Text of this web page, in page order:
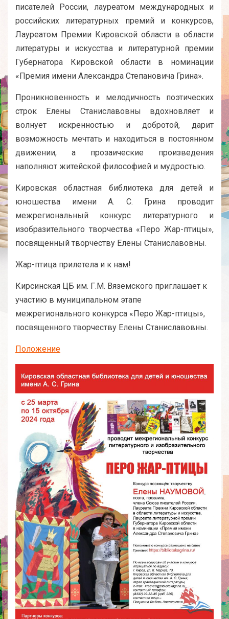
писателей России, лауреатом международных и
российских литературных премий и конкурсов,
Лауреатом Премии Кировской области в области
литературы и искусства и литературной премии
Губернатора Кировской области в номинации
«Премия имени Александра Степановича Грина».
Проникновенность и мелодичность поэтических
строк Елены Станиславовны вдохновляет и
волнует искренностью и добротой, дарит
возможность мечтать и находиться в постоянном
движении, а прозаические произведения
наполняют житейской философией и мудростью.
Кировская областная библиотека для детей и
юношества имени А. С. Грина проводит
межрегиональный конкурс литературного и
изобразительного творчества «Перо Жар-птицы»,
посвященный творчеству Елены Станиславовны.
Жар-птица прилетела и к нам!
Кирсинская ЦБ им. Г.М. Вяземского приглашает к
участию в муниципальном этапе
межрегионального конкурса «Перо Жар-птицы»,
посвященного творчеству Елены Станиславовны.
Положение